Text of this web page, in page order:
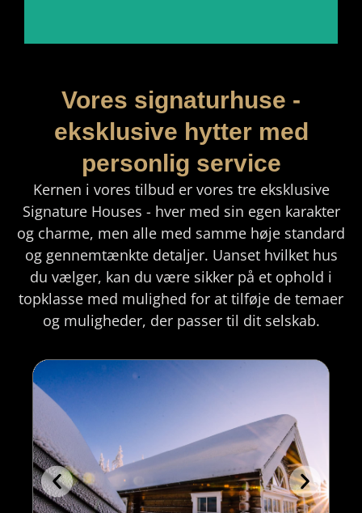
Vores signaturhuse -
eksklusive hytter med
personlig service
Kernen i vores tilbud er vores tre eksklusive
Signature Houses - hver med sin egen karakter
og charme, men alle med samme høje standard
og gennemtænkte detaljer. Uanset hvilket hus
du vælger, kan du være sikker på et ophold i
topklasse med mulighed for at tilføje de temaer
og muligheder, der passer til dit selskab.